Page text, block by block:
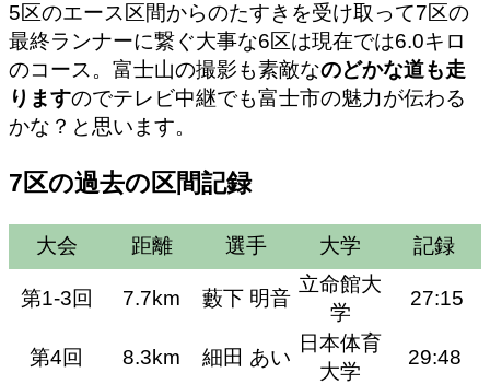
5区のエース区間からのたすきを受け取って7区の
最終ランナーに繋ぐ大事な6区は現在では6.0キロ
のコース。富士山の撮影も素敵なのどかな道も走
りますのでテレビ中継でも富士市の魅力が伝わる
かな？と思います。
7区の過去の区間記録
大会 距離 選手 大学 記録
第1-3回 7.7km 藪下 明音
立命館大
学
27:15
第4回 8.3km 細田 あい
日本体育
大学
29:48